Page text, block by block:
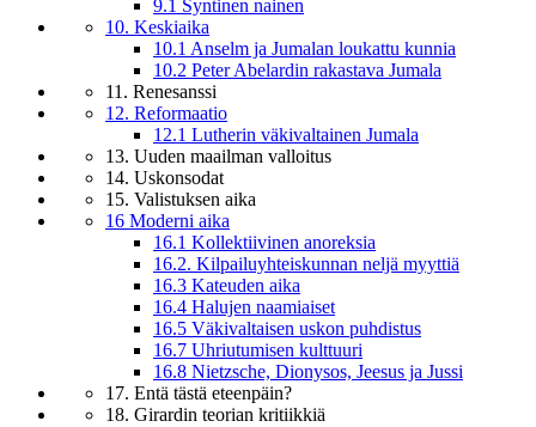
9.1 Syntinen nainen
10. Keskiaika
10.1 Anselm ja Jumalan loukattu kunnia
10.2 Peter Abelardin rakastava Jumala
11. Renesanssi
12. Reformaatio
12.1 Lutherin väkivaltainen Jumala
13. Uuden maailman valloitus
14. Uskonsodat
15. Valistuksen aika
16 Moderni aika
16.1 Kollektiivinen anoreksia
16.2. Kilpailuyhteiskunnan neljä myyttiä
16.3 Kateuden aika
16.4 Halujen naamiaiset
16.5 Väkivaltaisen uskon puhdistus
16.7 Uhriutumisen kulttuuri
16.8 Nietzsche, Dionysos, Jeesus ja Jussi
17. Entä tästä eteenpäin?
18. Girardin teorian kritiikkiä